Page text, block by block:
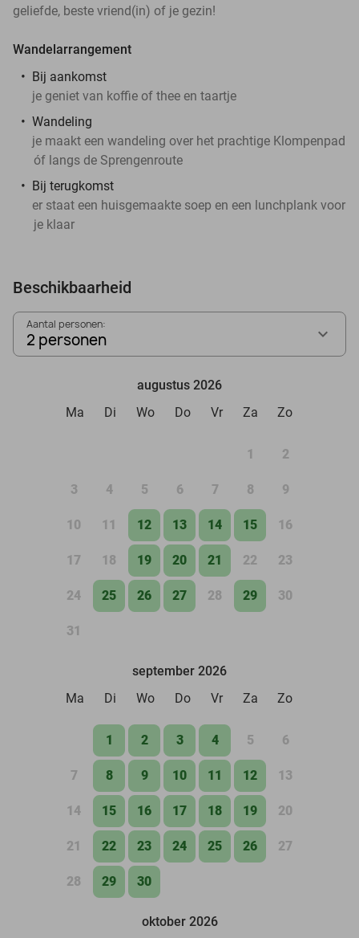
geliefde, beste vriend(in) of je gezin!
Wandelarrangement
Bij aankomst
je geniet van koffie of thee en taartje
Wandeling
je maakt een wandeling over het prachtige Klompenpad
óf langs de Sprengenroute
Bij terugkomst
er staat een huisgemaakte soep en een lunchplank voor
je klaar
Beschikbaarheid
Aantal personen:
2 personen
augustus 2026
Ma
Di Wo Do Vr Za Zo
1 2
3 4 5 6 7 8 9
10 11 12 13 14 15 16
17 18 19 20 21 22 23
24 25 26 27 28 29 30
31
september 2026
Ma
Di Wo Do Vr Za Zo
1 2 3 4 5 6
7 8 9 10 11 12 13
14 15 16 17 18 19 20
21 22 23 24 25 26 27
28 29 30
oktober 2026